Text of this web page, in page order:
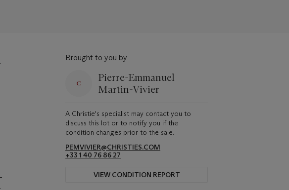
Brought to you by
Pierre-Emmanuel
Martin-Vivier
A Christie's specialist may contact you to
discuss this lot or to notify you if the
condition changes prior to the sale.
PEMVIVIER@CHRISTIES.COM
+33 1 40 76 86 27
VIEW CONDITION REPORT